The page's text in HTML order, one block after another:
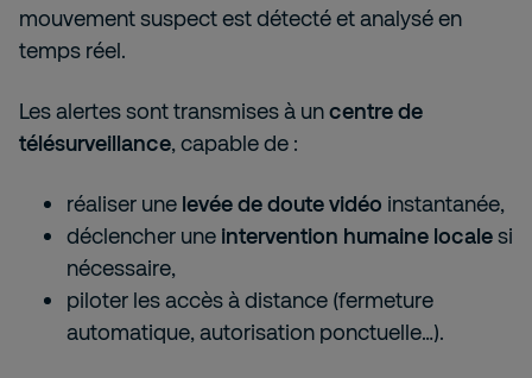
mouvement suspect est détecté et analysé en
temps réel.
Les alertes sont transmises à uncentre de
télésurveillance, capable de :
réaliser une levée de doute vidéo instantanée,
déclencher une intervention humaine localesi
nécessaire,
piloter les accès à distance (fermeture
automatique, autorisation ponctuelle…).